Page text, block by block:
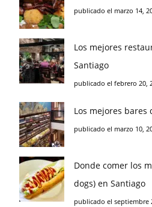
publicado el marzo 14,
Los mejores
Santiago
publicado el febrero 20,
Los mejores bares
publicado el marzo 10,
Donde comer los
dogs) en Santiago
publicado el septiembre